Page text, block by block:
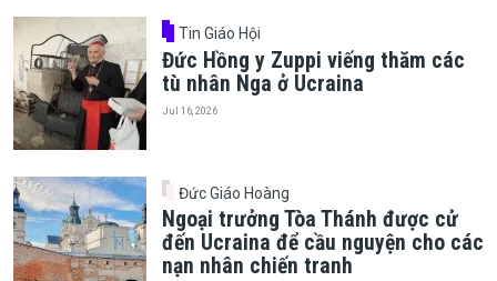
Tin Giáo Hội
Đức Hồng y Zuppi viếng thăm các
tù nhân Nga ở Ucraina
Jul 16, 2026
Đức Giáo Hoàng
Ngoại trưởng Tòa Thánh được cử
đến Ucraina để cầu nguyện cho các
nạn nhân chiến tranh